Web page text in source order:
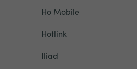
Ho Mobile
Hotlink
Iliad